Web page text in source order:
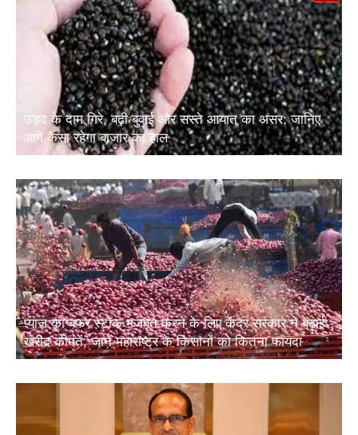
उड़द के दाम गिरे, बढ़ी बुवाई और सस्ते आयात का असर; जानिए
आगे कैसा रहेगा बाजार का हाल
प्याज का बफर स्टॉक मजबूत करने के लिए केंद्र सरकार ने बढ़ाई
खरीद कीमतें, जानें महाराष्ट्र के किसानों को कितना फायदा